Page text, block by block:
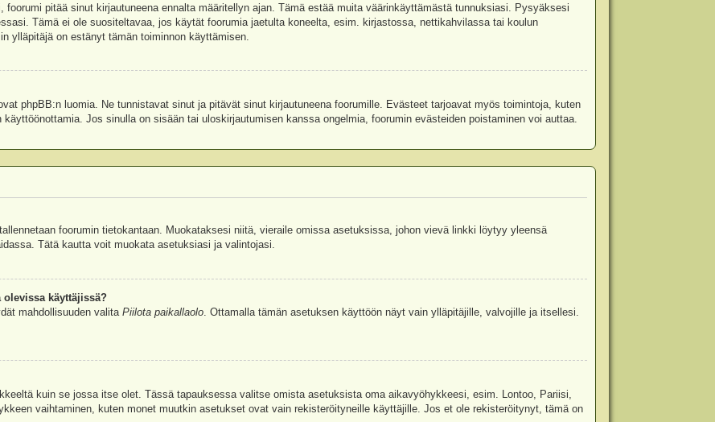
foorumi pitää sinut kirjautuneena ennalta määritellyn ajan. Tämä estää muita väärinkäyttämästä tunnuksiasi. Pysyäksesi
Tämä ei ole suositeltavaa, jos käytät foorumia jaetulta koneelta, esim. kirjastossa, nettikahvilassa tai koulun
ylläpitäjä on estänyt tämän toiminnon käyttämisen.
phpBB:n luomia. Ne tunnistavat sinut ja pitävät sinut kirjautuneena foorumille. Evästeet tarjoavat myös toimintoja, kuten
Jos sinulla on sisään tai uloskirjautumisen kanssa ongelmia, foorumin evästeiden poistaminen voi auttaa.
foorumin tietokantaan. Muokataksesi niitä, vieraile omissa asetuksissa, johon vievä linkki löytyy yleensä
Tätä kautta voit muokata asetuksiasi ja valintojasi.
olevissa käyttäjissä?
mahdollisuuden valita Piilota paikallaolo. Ottamalla tämän asetuksen käyttöön näyt vain ylläpitäjille, valvojille ja itsellesi.
kuin se jossa itse olet. Tässä tapauksessa valitse omista asetuksista oma aikavyöhykkeesi, esim. Lontoo, Pariisi,
vaihtaminen, kuten monet muutkin asetukset ovat vain rekisteröityneille käyttäjille. Jos et ole rekisteröitynyt, tämä on